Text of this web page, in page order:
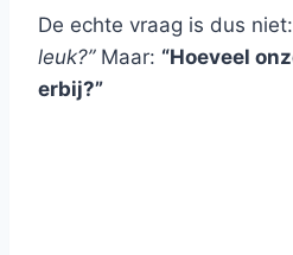
De echte vraag is dus niet:
leuk?”Maar: “Hoeveel
erbij?”